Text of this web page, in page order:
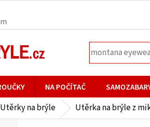
NA POČÍTAČ
Utěrky na brýle Utěrka na brýle z